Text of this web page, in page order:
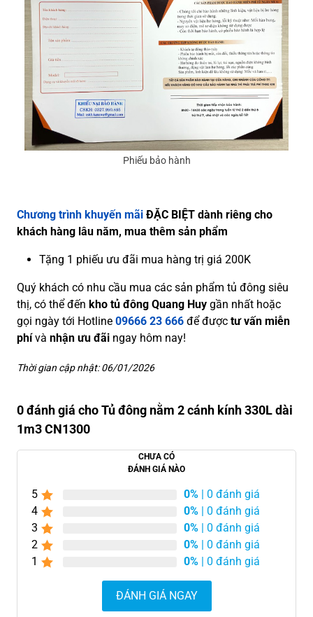
Phiếu bảo hành
Chương trình khuyến mãi ĐẶC BIỆT dành riêng cho
khách hàng lâu năm, mua thêm sản phẩm
Tặng 1 phiếu ưu đãi mua hàng trị giá 200K
Quý khách có nhu cầu mua các sản phẩm tủ đông siêu
thị, có thể đến kho tủ đông Quang Huy gần nhất hoặc
gọi ngày tới Hotline 09666 23 666 để được tư vấn miễn
phívà nhận ưu đãi ngay hôm nay!
Thời gian cập nhật: 06/01/2026
0 đánh giá cho Tủ đông nằm 2 cánh kính 330L dài
1m3 CN1300
CHƯA CÓ
ĐÁNH GIÁ NÀO
5 0% | 0 đánh giá
4
0% | 0 đánh giá
3
0% | 0 đánh giá
2
0% | 0 đánh giá
1
0% | 0 đánh giá
ĐÁNH GIÁ NGAY